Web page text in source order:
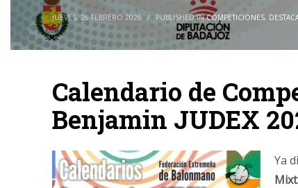
JUEVES, 26 FEBRERO 2026 / PUBLISHED INCOMPETICIONES,
Calendario de
Benjamin JUDEX
Ya